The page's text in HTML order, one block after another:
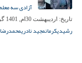
آزادی سه
تاریخ: اردیبهشت 30ام, 1401
رشیدیکرمانمجید نادریمحمدرضا